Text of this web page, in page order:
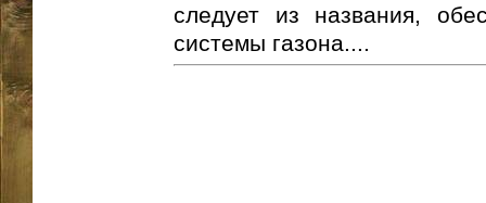
следует из названия,
системы газона....